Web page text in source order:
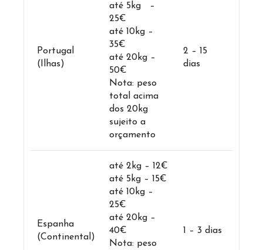
Portugal
(Ilhas)
até 5kg –
25€
até 10kg –
35€
até 20kg –
50€
Nota: peso
total acima
dos 20kg
sujeito a
orçamento
2 – 15
dias
Espanha
(Continental)
até 2kg – 12€
até 5kg – 15€
até 10kg –
25€
até 20kg –
40€
Nota: peso
1 – 3 dias